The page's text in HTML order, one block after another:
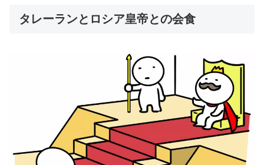
タレーランとロシア皇帝との会食